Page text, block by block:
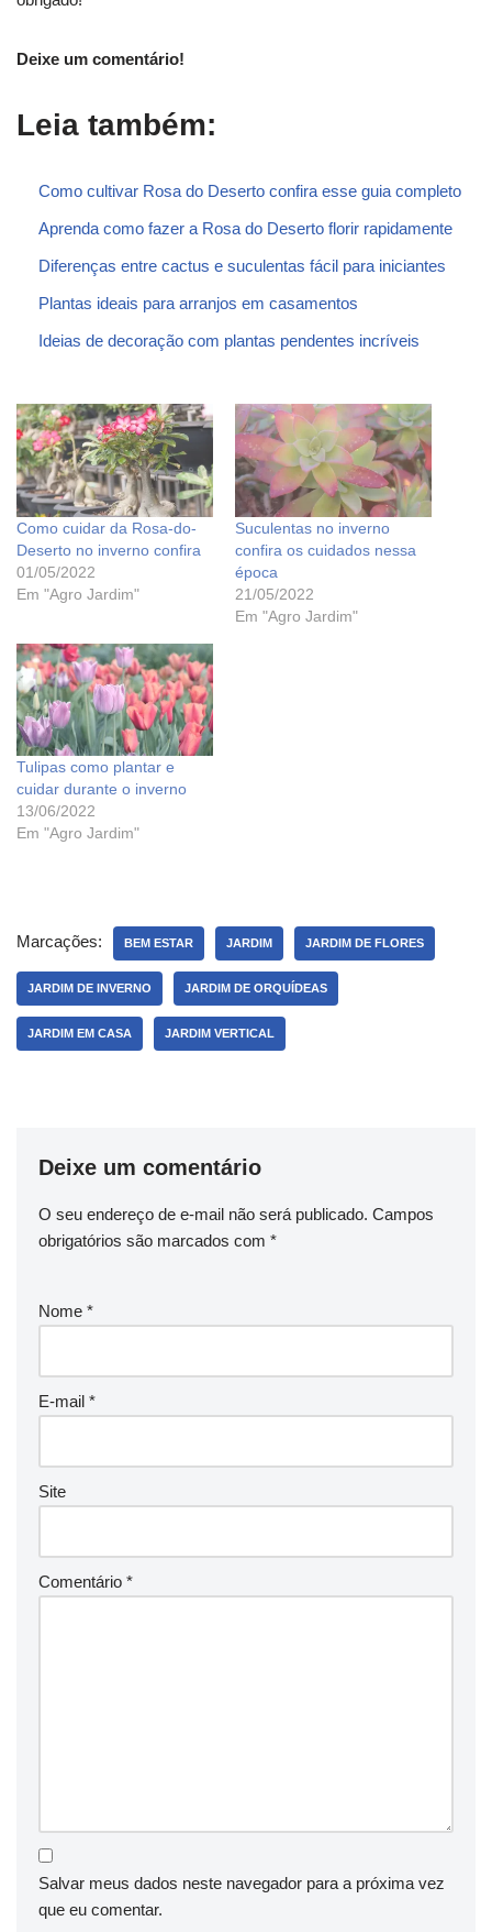
Deixe um comentário!
Leia também:
Como cultivar Rosa do Deserto confira esse guia completo
Aprenda como fazer a Rosa do Deserto florir rapidamente
Diferenças entre cactus e suculentas fácil para iniciantes
Plantas ideais para arranjos em casamentos
Ideias de decoração com plantas pendentes incríveis
Como cuidar da Rosa-do-
Deserto no inverno confira
01/05/2022
Em "Agro Jardim"
Suculentas no inverno
confira os cuidados nessa
época
21/05/2022
Em "Agro Jardim"
Tulipas como plantar e
cuidar durante o inverno
13/06/2022
Em "Agro Jardim"
Marcações: BEM ESTAR JARDIM JARDIM DE FLORES
JARDIM DE INVERNO JARDIM DE ORQUÍDEAS
JARDIM EM CASA JARDIM VERTICAL
Deixe um comentário
O seu endereço de e-mail não será publicado. Campos
obrigatórios são marcados com *
Nome *
E-mail *
Site
Comentário *
Salvar meus dados neste navegador para a próxima vez
que eu comentar.